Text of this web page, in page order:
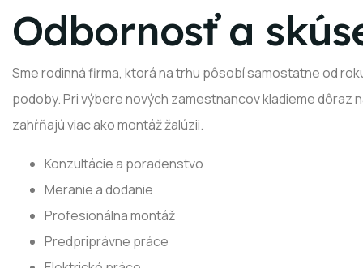
Odbornosť a
Sme rodinná firma, ktorá na trhu pôsobí samostatne od
podoby. Pri výbere nových zamestnancov kladieme
zahŕňajú viac ako montáž žalúzii.
Konzultácie a poradenstvo
Meranie a dodanie
Profesionálna montáž
Predpriprávne práce